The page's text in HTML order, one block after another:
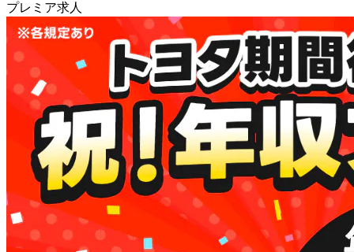
プレミア求人